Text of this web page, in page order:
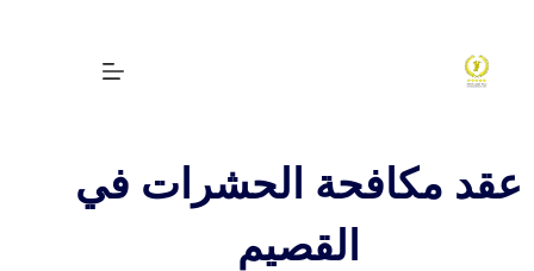
المحتوى
عقد مكافحة الحشرات في
القصيم